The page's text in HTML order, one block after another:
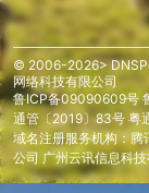
© 2006-2026>
网络科技有限公司
鲁ICP备09090609号
通管〔2019〕83号 粤
域名注册服务机构：腾
公司 广州云讯信息科